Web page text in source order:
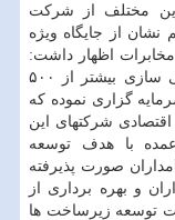
عناوین مختلف از شرکت
از جایگاه ویژه
اظهار داشت:
مخابرات همینطور در سالهای بعد از خصوصی سازی بیشتر از ۵۰۰
گزاری نموده که
شرکتهای این
با هدف توسعه
صورت پذیرفته
و بهره برداری از
توسعه زیرساخت ها